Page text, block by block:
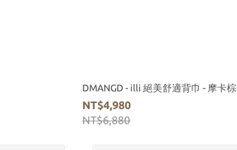
DMANGD - illi 絕美舒適背巾 - 摩卡棕
NT$4,980
NT$6,880